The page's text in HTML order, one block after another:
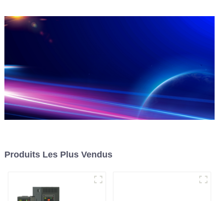
Produits Les Plus Vendus